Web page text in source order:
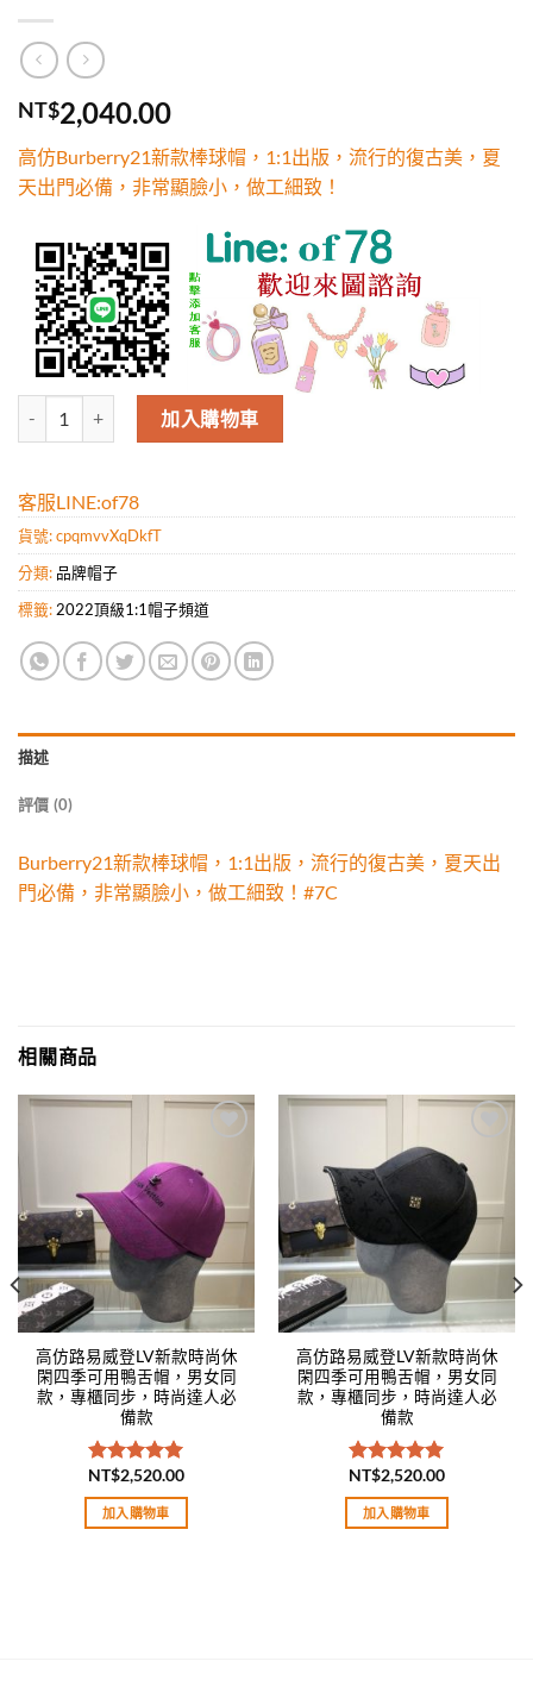
NT$2,040.00
高仿Burberry21新款棒球帽，1:1出版，流行的復古美，夏
天出門必備，非常顯臉小，做工細致！
高仿Burberry21新款棒球帽，1:1出版，流行的復古美，夏天出門必
加入購物車
客服LINE:of78
貨號:cpqmvvXqDkfT
分類: 品牌帽子
標籤: 2022頂級1:1帽子頻道
描述
評價 (0)
Burberry21新款棒球帽，1:1出版，流行的復古美，夏天出
門必備，非常顯臉小，做工細致！#7C
相關商品
wishlist
高仿路易威登LV新款時尚休
閑四季可用鴨舌帽，男女同
款，專櫃同步，時尚達人必
備款
評分5.00
滿分 5
NT$2,520.00
加入購物車
wishlist
高仿路易威登LV新款時尚休
閑四季可用鴨舌帽，男女同
款，專櫃同步，時尚達人必
備款
評分5.00
滿分 5
NT$2,520.00
加入購物車